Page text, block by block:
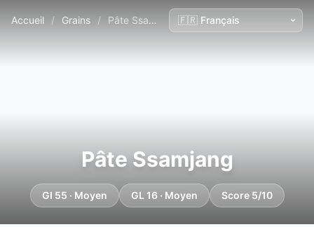
Accueil / Grains / Pâte Ssamjang
Pâte Ssamjang
GI 55 · Moyen GL 16 · Moyen Score 5/10